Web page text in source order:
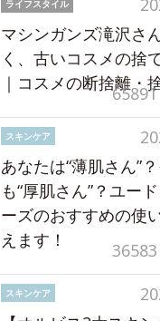
ライフスタイル
マシンガンズ滝沢さ
く、古いコスメの捨
｜コスメの断捨離・
スキンケア
あなたは“薄肌さん”
も“厚肌さん”？ユー
ーズのおすすめの使
えます！
スキンケア